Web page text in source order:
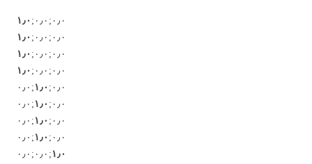
۱٫۰
;۰٫۰;۰٫۰
۱٫۰
;۰٫۰;۰٫۰
۱٫۰
;۰٫۰;۰٫۰
۱٫۰
;۰٫۰;۰٫۰
۰٫۰;
۱٫۰
;۰٫۰
۰٫۰;
۱٫۰
;۰٫۰
۰٫۰;
۱٫۰
;۰٫۰
۰٫۰;
۱٫۰
;۰٫۰
۰٫۰;۰٫۰;
۱٫۰